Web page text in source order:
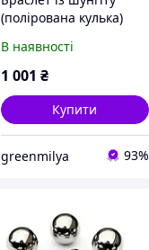
(полірована кулька)
В наявності
1 001 ₴
Купити
greenmilya 93%